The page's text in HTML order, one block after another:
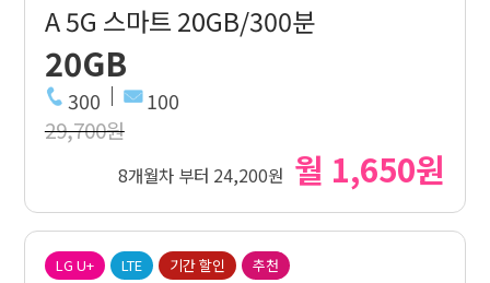
A 5G 스마트 20GB/300분
20GB
300 100
29,700원
8개월차 부터 24,200원 월 1,650원
LG U+ LTE 기간 할인 추천